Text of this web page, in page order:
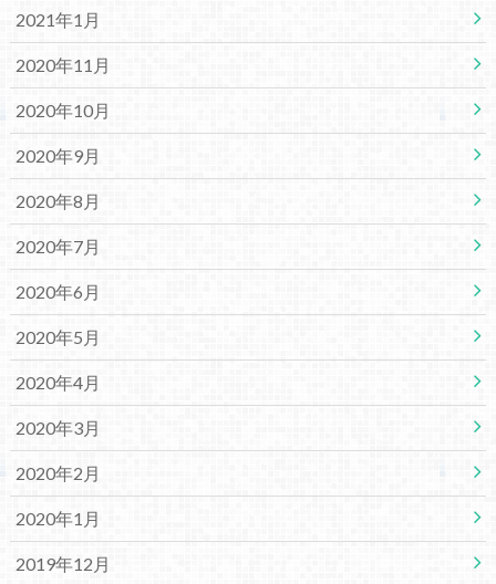
2021年1月
2020年11月
2020年10月
2020年9月
2020年8月
2020年7月
2020年6月
2020年5月
2020年4月
2020年3月
2020年2月
2020年1月
2019年12月